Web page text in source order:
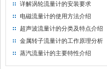
详解涡轮流量计的安装要求
电磁流量计的使用方法介绍
超声波流量计的分类及特点介绍
金属转子流量计的工作原理分析
蒸汽流量计的主要特性介绍